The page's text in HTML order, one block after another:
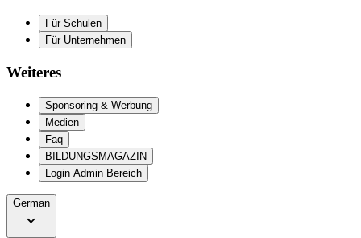
Für Schulen
Für Unternehmen
Weiteres
Sponsoring & Werbung
Medien
Faq
BILDUNGSMAGAZIN
Login Admin Bereich
German